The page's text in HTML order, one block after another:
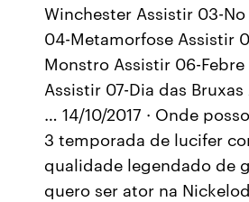
Winchester Assistir 03-
04-Metamorfose Assistir
Monstro Assistir 06-Febre
Assistir 07-Dia das
… 14/10/2017 · Onde
3 temporada de lucifer
qualidade legendado de
quero ser ator na